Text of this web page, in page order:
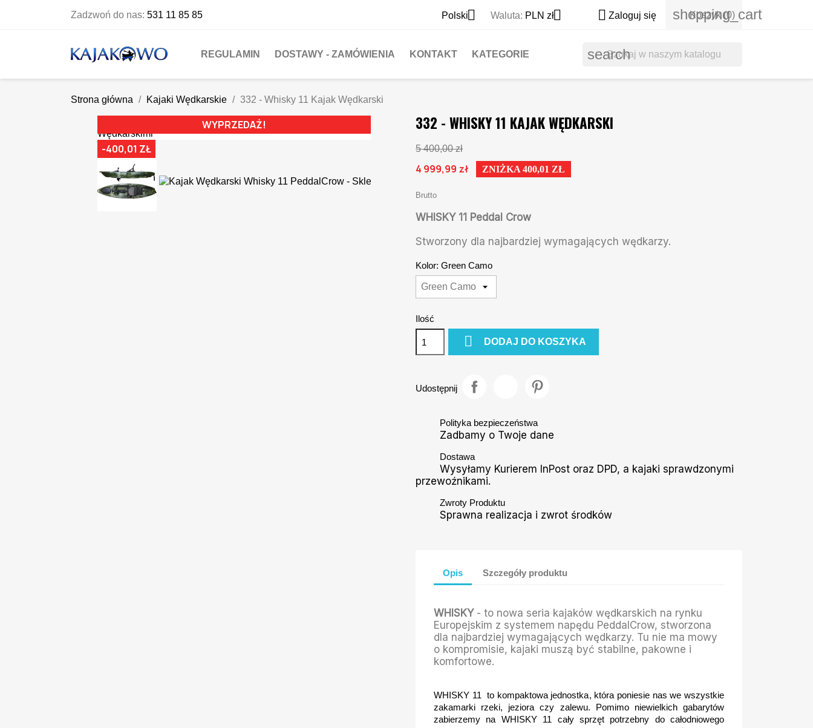
Zadzwoń do nas: 531 11 85 85 Polski Waluta: PLN zł  Zaloguj się shopping_cart
Koszyk (0)
REGULAMIN DOSTAWY - ZAMÓWIENIA KONTAKT KATEGORIE search
Strona główna Kajaki Wędkarskie 332 - Whisky 11 Kajak Wędkarski
WYPRZEDAŻ!
-400,01 ZŁ
332 - WHISKY 11 KAJAK WĘDKARSKI
5 400,00 zł
4 999,99 zł ZNIŻKA 400,01 ZŁ
Brutto
WHISKY 11 Peddal Crow
Stworzony dla najbardziej wymagających wędkarzy.
Kolor: Green Camo
Ilość
 DODAJ DO KOSZYKA
Udostępnij
Polityka bezpieczeństwa
Zadbamy o Twoje dane
Dostawa
Wysyłamy Kurierem InPost oraz DPD, a kajaki sprawdzonymi
przewoźnikami.
Zwroty Produktu
Sprawna realizacja i zwrot środków
Opis Szczegóły produktu
WHISKY- to nowa seria kajaków wędkarskich na rynku
Europejskim z systemem napędu PeddalCrow, stworzona
dla najbardziej wymagających wędkarzy. Tu nie ma mowy
o kompromisie, kajaki muszą być stabilne, pakowne i
komfortowe.
WHISKY 11 to kompaktowa jednostka, która poniesie nas we wszystkie
zakamarki rzeki, jeziora czy zalewu. Pomimo niewielkich gabarytów
zabierzemy na WHISKY 11 cały sprzęt potrzebny do całodniowego